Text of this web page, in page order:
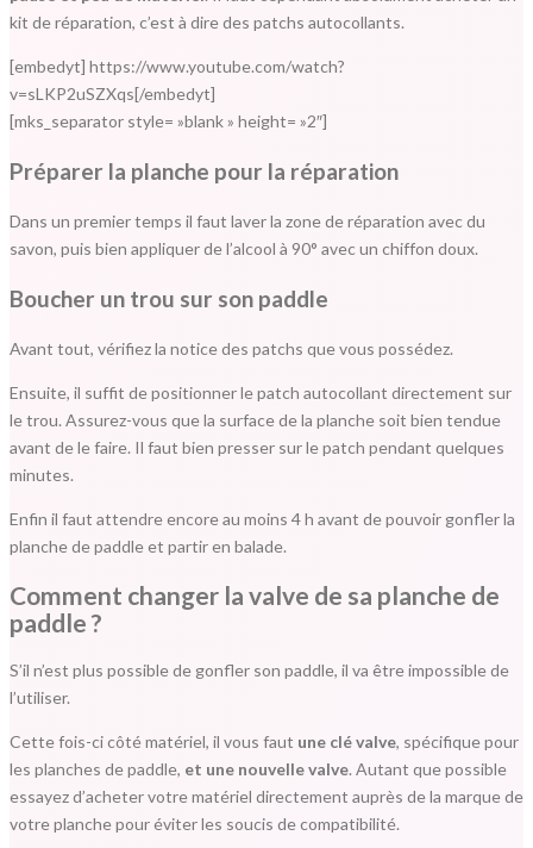
kit de réparation, c’est à dire des patchs autocollants.
[embedyt] https://www.youtube.com/watch?
v=sLKP2uSZXqs[/embedyt]
[mks_separator style= »blank » height= »2″]
Préparer la planche pour la réparation
Dans un premier temps il faut laver la zone de réparation avec du
savon, puis bien appliquer de l’alcool à 90° avec un chiffon doux.
Boucher un trou sur son paddle
Avant tout, vérifiez la notice des patchs que vous possédez.
Ensuite, il suffit de positionner le patch autocollant directement sur
le trou. Assurez-vous que la surface de la planche soit bien tendue
avant de le faire. Il faut bien presser sur le patch pendant quelques
minutes.
Enfin il faut attendre encore au moins 4 h avant de pouvoir gonfler la
planche de paddle et partir en balade.
Comment changer la valve de sa planche de
paddle ?
S’il n’est plus possible de gonfler son paddle, il va être impossible de
l’utiliser.
Cette fois-ci côté matériel, il vous faut une clé valve, spécifique pour
les planches de paddle, et une nouvelle valve. Autant que possible
essayez d’acheter votre matériel directement auprès de la marque de
votre planche pour éviter les soucis de compatibilité.